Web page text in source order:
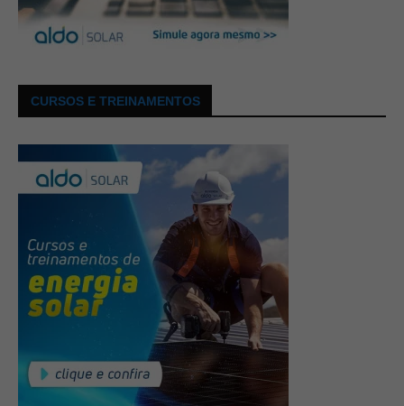
CURSOS E TREINAMENTOS